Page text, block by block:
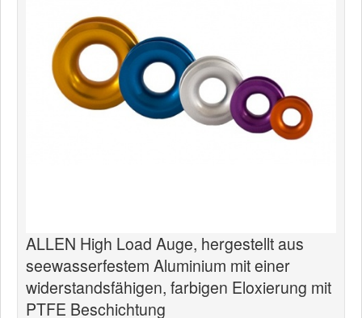
Produkte
Produkte
Neuheiten
Katalogcenter
Kataloge bestellen
Jobs
Segeltuch
ALLEN High Load Auge, hergestellt aus
seewasserfestem Aluminium mit einer
widerstandsfähigen, farbigen Eloxierung mit
PTFE Beschichtung